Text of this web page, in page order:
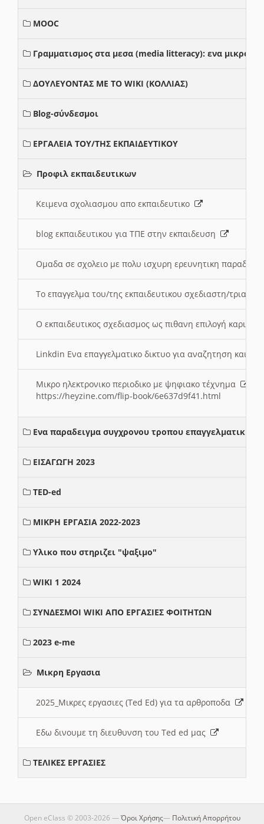
MOOC
Γραμματισμος στα μεσα (media litteracy): ενα μικρο
ΔΟΥΛΕΥΟΝΤΑΣ ΜΕ ΤΟ WIKI (ΚΟΛΛΙΑΣ)
Blog-σύνδεσμοι
ΕΡΓΑΛΕΙΑ ΤΟΥ/ΤΗΣ ΕΚΠΑΙΔΕΥΤΙΚΟΥ
Προφιλ εκπαιδευτικων
Κειμενα σχολιασμου απο εκπαιδευτικο
blog εκπαιδευτικου για ΤΠΕ στην εκπαιδευση
Ομαδα σε σχολειο με πολυ ισχυρη ερευνητικη
Το επαγγελμα του/της εκπαιδευτικου σχεδιαστη/τριας
Ο εκπαιδευτικος σχεδιασμος ως πιθανη επιλογή
Linkdin Ενα επαγγελματικο δικτυο για αναζητηση και
Μικρο ηλεκτρονικο περιοδικο με ψηφιακο τέχνημα
https://heyzine.com/flip-book/6e637d9f41.html
Ενα παραδειγμα συγχρονου τροπου επαγγελματικης
ΕΙΣΑΓΩΓΗ 2023
TED-ed
ΜΙΚΡΗ ΕΡΓΑΣΙΑ 2022-2023
Υλικο που στηριζει "ψαξιμο"
WIKI 1 2024
ΣΥΝΔΕΣΜΟΙ WIKI ΑΠΟ ΕΡΓΑΣΙΕΣ ΦΟΙΤΗΤΩΝ
2023 e-me
Μικρη Εργασια
2025_Μικρες εργασιες (Ted Ed) για τα αρθροποδα
Εδω δινουμε τη διευθυνση του Ted ed μας
ΤΕΛΙΚΕΣ ΕΡΓΑΣΙΕΣ
Open eClass © 2003-2026 —Όροι Χρήσης— Πολιτική Απορρήτου